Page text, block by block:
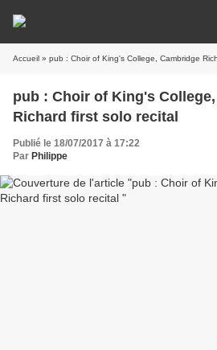
Accueil » pub : Choir of King's College, Cambridge
pub : Choir of King's
Richard first solo recital
Publié le 18/07/2017 à 17:22
Par Philippe